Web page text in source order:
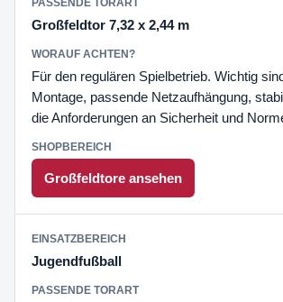
Großfeldtor 7,32 x 2,44 m
Für den regulären Spielbetrieb. Wichtig
Montage, passende Netzaufhängung,
die Anforderungen an Sicherheit und
Großfeldtore ansehen
Jugendfußball